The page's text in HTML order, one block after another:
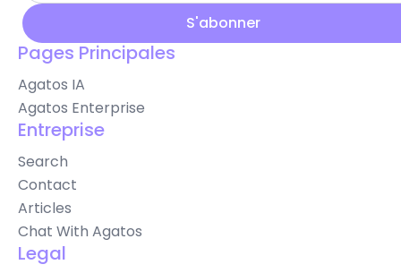
Pages Principales
Agatos IA
Agatos Enterprise
Entreprise
Search
Contact
Articles
Chat With Agatos
Legal